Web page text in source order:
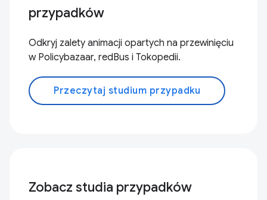
przypadków
Odkryj zalety animacji opartych na przewinięciu
w Policybazaar, redBus i Tokopedii.
Przeczytaj studium przypadku
Zobacz studia przypadków